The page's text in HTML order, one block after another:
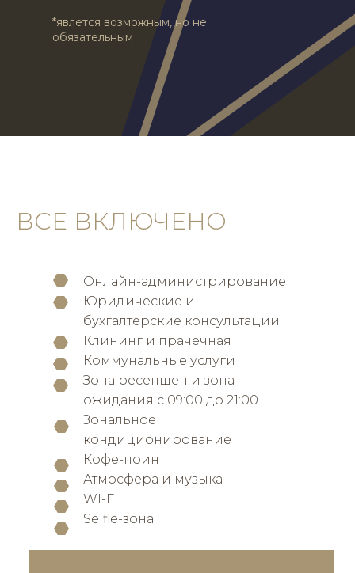
*явлется возможным, но не
обязательным
ВСЕ ВКЛЮЧЕНО
Онлайн-администрирование
Юридические и
бухгалтерские консультации
Клининг и прачечная
Коммунальные услуги
Зона ресепшен и зона
ожидания с 09:00 до 21:00
Зональное
кондиционирование
Кофе-поинт
Атмосфера и музыка
WI-FI
Selfie-зона